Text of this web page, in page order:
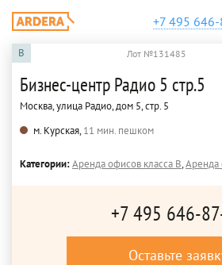
+7 495
B Лот №131485
Бизнес-центр Радио 5 стр.5
Москва, улица Радио, дом 5, стр. 5
м. Курская,11 мин. пешком
Категории:Аренда офисов класса B,Аренда
+7 495 646-
Оставьте